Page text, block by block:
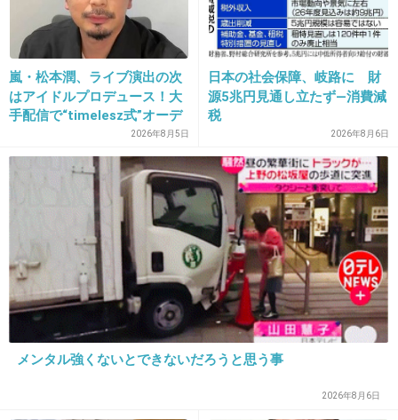
この人アナウンサーなのに、CM出演とかして
タレント気取りで嫌い。
そのまま家庭にいて、大人しくしてていいです
よ。
-20
17. 匿名
新興宗教ってどうしてもうさん臭いイメージあ
るしね…
ゆずの母親のところがどうなのか実際のとこは
分からないけど
嵐・松本潤、ライブ演出の次
はアイドルプロデュース！大
手配信で“timelesz式”オーデ
ィション番組が進行中か2026年8月5日
日本の社会保障、岐路に 財
源5兆円見通し立たず―消費減
税
2026年8月6日
メンタル強くないとできないだろうと思う事
2026年8月6日